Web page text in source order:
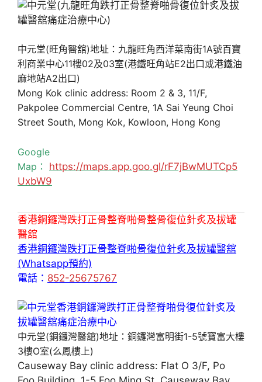
中元堂(旺角醫舘)地址：九龍旺角西洋菜南街1A號百寶
利商業中心11樓02及03室(港鐵旺角站E2出口或港鐵油
麻地站A2出口)
Mong Kok clinic address: Room 2 & 3, 11/F,
Pakpolee Commercial Centre, 1A Sai Yeung Choi
Street South, Mong Kok, Kowloon, Hong Kong
Google
Map： https://maps.app.goo.gl/rF7jBwMUTCp5
UxbW9
香港銅鑼灣跌打正骨整脊啪骨整骨復位針炙及拔罐
醫舘
香港銅鑼灣跌打正骨整脊啪骨復位針炙及拔罐醫舘
(Whatsapp預約)
電話： 852-25675767
中元堂(銅鑼灣醫舘)地址：銅鑼灣富明街1-5號寶富大樓
3樓O室(么鳳樓上)
Causeway Bay clinic address: Flat O 3/F, Po